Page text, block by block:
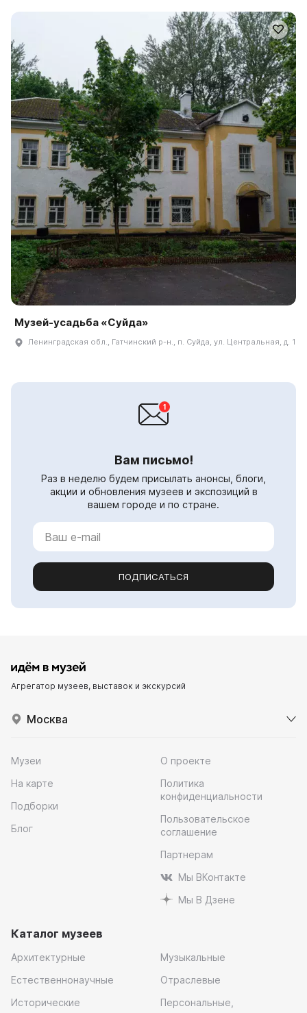
Музей-усадьба «Суйда»
Ленинградская обл., Гатчинский р-н., п. Суйда, ул. Центральная, д. 1
Вам письмо!
Раз в неделю будем присылать анонсы, блоги,
акции и обновления музеев и экспозиций в
вашем городе и по стране.
ПОДПИСАТЬСЯ
Агрегатор музеев, выставок и экскурсий
Москва
Музеи
На карте
Подборки
Блог
О проекте
Политика
конфиденциальности
Пользовательское
соглашение
Партнерам
Мы ВКонтакте
Мы В Дзене
Каталог музеев
Архитектурные
Естественнонаучные
Исторические
Музыкальные
Отраслевые
Персональные,